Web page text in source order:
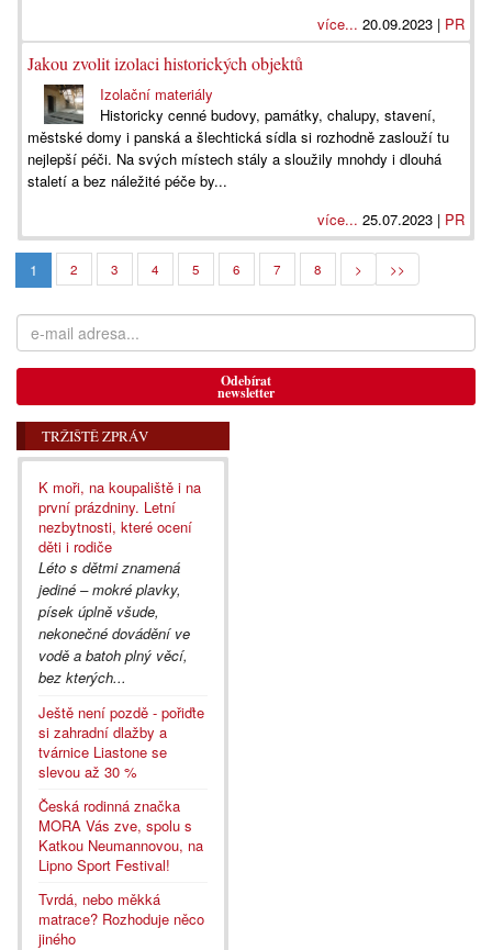
více... 20.09.2023 | PR
Jakou zvolit izolaci historických objektů
Izolační materiály
Historicky cenné budovy, památky, chalupy, stavení,
městské domy i panská a šlechtická sídla si rozhodně zaslouží tu
nejlepší péči. Na svých místech stály a sloužily mnohdy i dlouhá
staletí a bez náležité péče by...
více... 25.07.2023 | PR
1 2 3 4 5 6 7 8 > >>
Odebírat
newsletter
TRŽIŠTĚ ZPRÁV
K moři, na koupaliště i na
první prázdniny. Letní
nezbytnosti, které ocení
děti i rodiče
Léto s dětmi znamená
jediné – mokré plavky,
písek úplně všude,
nekonečné dovádění ve
vodě a batoh plný věcí,
bez kterých...
Ještě není pozdě - pořiďte
si zahradní dlažby a
tvárnice Liastone se
slevou až 30 %
Česká rodinná značka
MORA Vás zve, spolu s
Katkou Neumannovou, na
Lipno Sport Festival!
Tvrdá, nebo měkká
matrace? Rozhoduje něco
jiného